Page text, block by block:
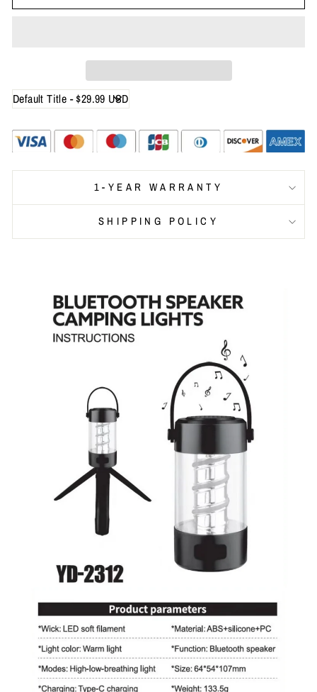
1-YEAR WARRANTY
SHIPPING POLICY